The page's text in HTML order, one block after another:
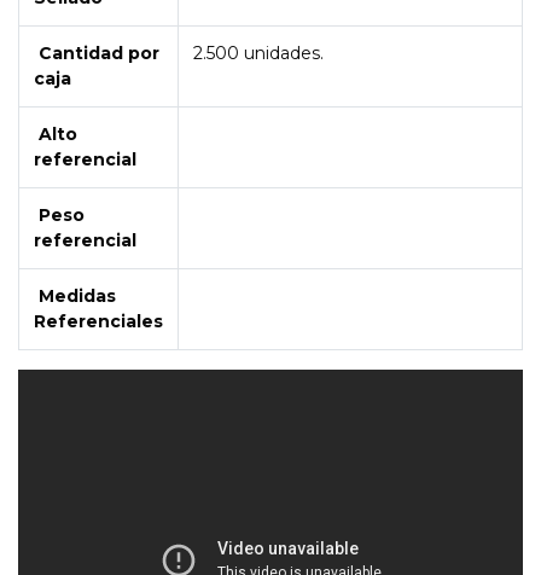
Cantidad por
caja
2.500 unidades.
Alto
referencial
Peso
referencial
Medidas
Referenciales